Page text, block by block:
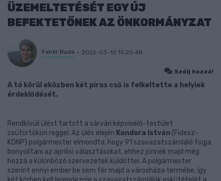
ÜZEMELTETÉSÉT EGY ÚJ
BEFEKTETŐNEK AZ ÖNKORMÁNYZAT
Fehér Buda 2022-03-10 15:20:48
Szólj hozzá!
A tó körül eközben két piros cső is felkeltette a helyiek
érdeklődését.
Rendkívüli ülést tartott a sárvári képviselő-testület
csütörtökön reggel. Az ülés elején Kondora István (Fidesz-
KDNP) polgármester elmondta, hogy 91 szavazatszámláló fogja
bonyolítani az áprilisi választásokat, ehhez jönnek majd még
hozzá a különböző szervezetek küldöttei. A polgármester
szerint ennyi ember be sem fér majd a városháza termébe, így